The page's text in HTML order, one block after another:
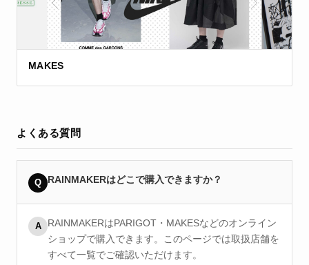
MAKES
よくある質問
Q RAINMAKERはどこで購入できますか？
A
RAINMAKERはPARIGOT・MAKESなどのオンライン
ショップで購入できます。このページでは取扱店舗を
すべて一覧でご確認いただけます。